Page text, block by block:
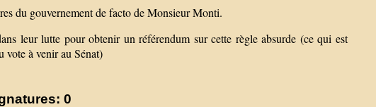
du gouvernement de facto de Monsieur Monti.
leur lutte pour obtenir un référendum sur cette règle absurde (ce qui est
vote à venir au Sénat)
0